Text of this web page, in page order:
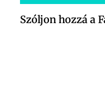
Szóljon hozzá a